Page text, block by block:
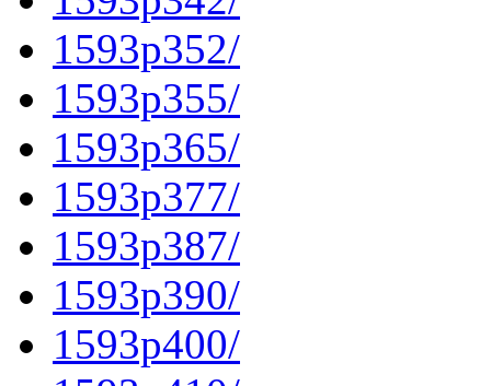
1593p352/
1593p355/
1593p365/
1593p377/
1593p387/
1593p390/
1593p400/